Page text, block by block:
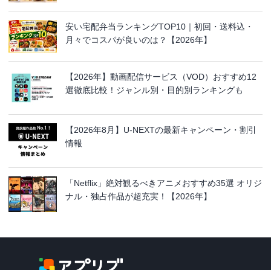
安い宅配弁当ランキングTOP10｜初回・送料込・
月々でコスパが良いのは？【2026年】
【2026年】動画配信サービス（VOD）おすすめ12
選徹底比較！ジャンル別・目的別ランキングも
【2026年8月】U-NEXTの最新キャンペーン・割引
情報
「Netflix」絶対観るべきアニメおすすめ35選 オリジ
ナル・独占作品が超充実！【2026年】